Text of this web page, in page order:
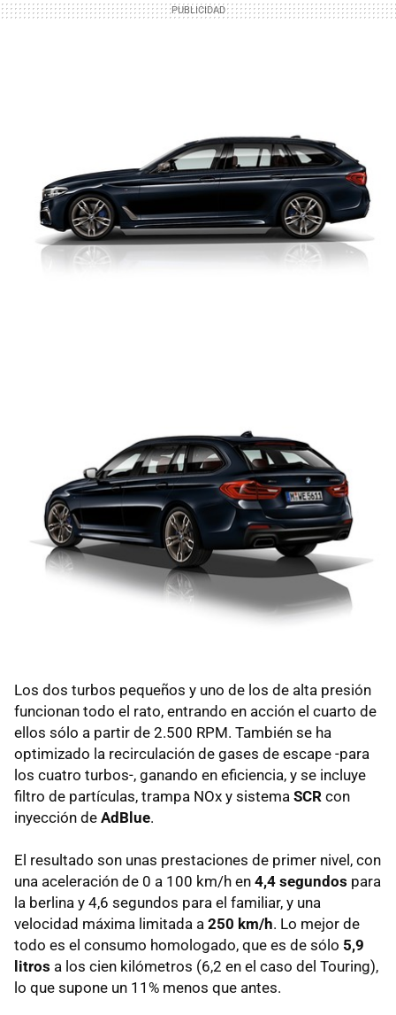
Los dos turbos pequeños y uno de los de alta presión
funcionan todo el rato, entrando en acción el cuarto de
ellos sólo a partir de 2.500 RPM. También se ha
optimizado la recirculación de gases de escape -para
los cuatro turbos-, ganando en eficiencia, y se incluye
filtro de partículas, trampa NOx y sistema SCR con
inyección de AdBlue.
El resultado son unas prestaciones de primer nivel, con
una aceleración de 0 a 100 km/h en 4,4 segundos para
la berlina y 4,6 segundos para el familiar, y una
velocidad máxima limitada a 250 km/h. Lo mejor de
todo es el consumo homologado, que es de sólo 5,9
litros a los cien kilómetros (6,2 en el caso del Touring),
lo que supone un 11% menos que antes.